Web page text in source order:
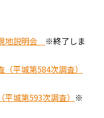
地説明会 ※終了しま
平城第584次調査）
城第593次調査） ※